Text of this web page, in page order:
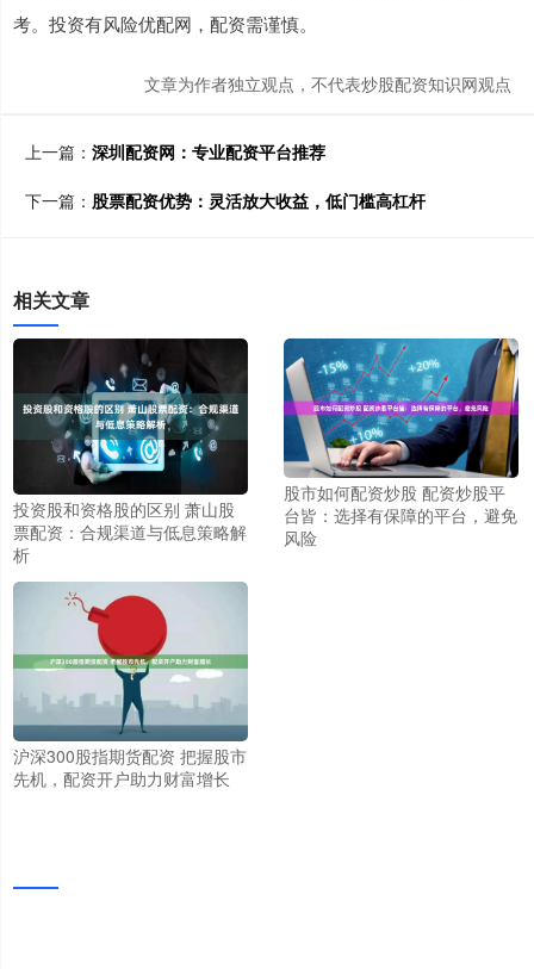
考。投资有风险优配网，配资需谨慎。
文章为作者独立观点，不代表炒股配资知识网观点
上一篇： 深圳配资网：专业配资平台推荐
下一篇： 股票配资优势：灵活放大收益，低门槛高杠杆
相关文章
投资股和资格股的区别 萧山股
票配资：合规渠道与低息策略解
析
股市如何配资炒股 配资炒股平
台皆：选择有保障的平台，避免
风险
沪深300股指期货配资 把握股市
先机，配资开户助力财富增长